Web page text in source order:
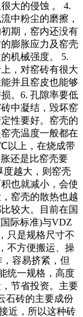
大的侵蚀 。 4.
中粉尘的磨擦，
期，窑内还没有
膨胀应力及窑壳
机械强度。 5.
，对窑砖有很大
并且窑皮也能够
。6. 孔隙率要低
中凝结，毁坏窑
性要好。窑壳的
壳温度一般都在
以上，在烧成带
还是比窑壳要
度越大，则窑壳
也就减小，会使
窑壳的散热也越
较大。目前在国
际标准)与VDZ
只是规格尺寸不
不方便搬运、操
容易挤紧，但
统一规格，高度
节省投资。主要
石砖的主要成份
近，所以这种砖